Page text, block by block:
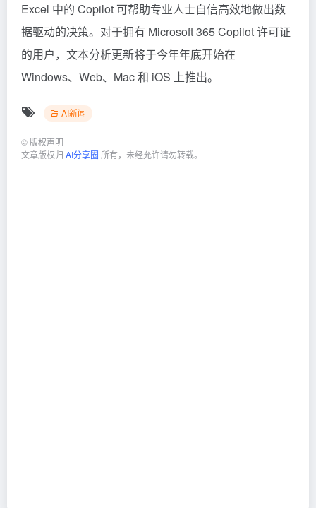
Excel 中的 Copilot 可帮助专业人士自信高效地做出数
据驱动的决策。对于拥有 Microsoft 365 Copilot 许可证
的用户，文本分析更新将于今年年底开始在
Windows、Web、Mac 和 iOS 上推出。
AI新闻
©版权声明
文章版权归 AI分享圈 所有，未经允许请勿转载。